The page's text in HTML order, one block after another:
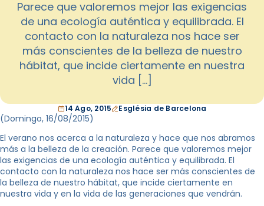
Parece que valoremos mejor las exigencias
de una ecología auténtica y equilibrada. El
contacto con la naturaleza nos hace ser
más conscientes de la belleza de nuestro
hábitat, que incide ciertamente en nuestra
vida […]
14 Ago, 2015 Església de Barcelona
(Domingo, 16/08/2015)
El verano nos acerca a la naturaleza y hace que nos abramos
más a la belleza de la creación. Parece que valoremos mejor
las exigencias de una ecología auténtica y equilibrada. El
contacto con la naturaleza nos hace ser más conscientes de
la belleza de nuestro hábitat, que incide ciertamente en
nuestra vida y en la vida de las generaciones que vendrán.